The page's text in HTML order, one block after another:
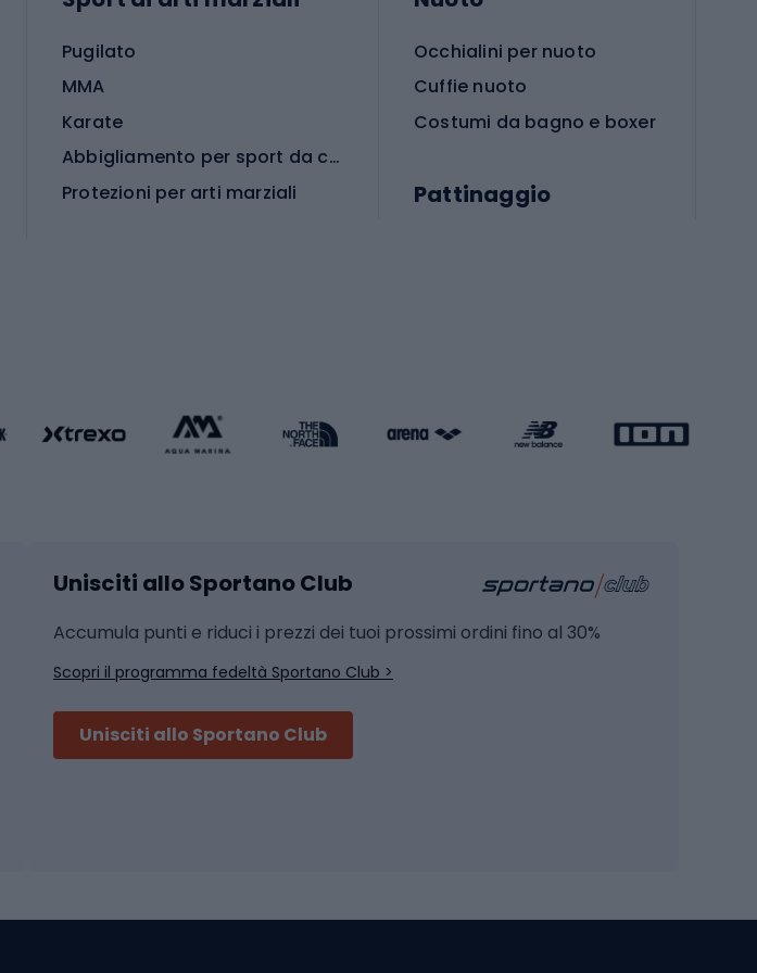
Pugilato
MMA
Karate
Abbigliamento per sport da combattimento
Protezioni per arti marziali
Yoga
Abbigliamento fitness
Sport con le racchette
Badminton
Ping pong
Tennis
Occhialini per nuoto
Cuffie nuoto
Costumi da bagno e boxer
Pattinaggio
Caschi da pattinaggio
Pesca al siluro
Pesca a spinning
Sedili per cicli
Unisciti allo Sportano Club
Accumula punti e riduci i prezzi dei tuoi prossimi ordini fino al 30%
Scopri il programma fedeltà Sportano Club >
Unisciti allo Sportano Club